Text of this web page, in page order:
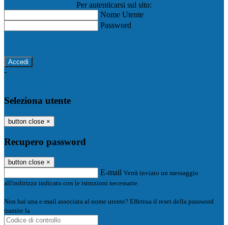
Per autenticarsi sul sito:
Nome Utente
Password
-
Seleziona utente
button close ×
Recupero password
button close ×
E-mail Verrà inviato un messaggio
all'indirizzo indicato con le istruzioni necessarie.
Non hai una e-mail associata al nome utente? Effettua il reset della password
tramite la